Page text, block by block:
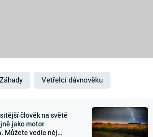
Zajímavosti
Záhady Vetřelci dávnověku
člověk na světě
jako motor
Můžete vedle něj